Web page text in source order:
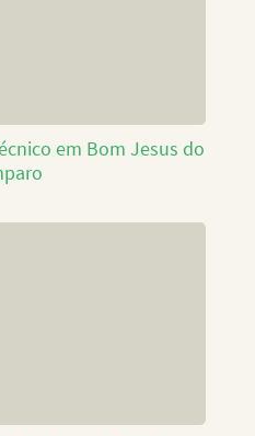
em Bom Jesus do